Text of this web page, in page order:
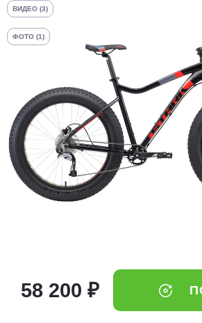
ВИДЕО (3)
ФОТО (1)
58 200 ₽
График платежей
Добавляйте товары
в корзину
Оплачивайте сегодня только
выбранный способом
75% будут